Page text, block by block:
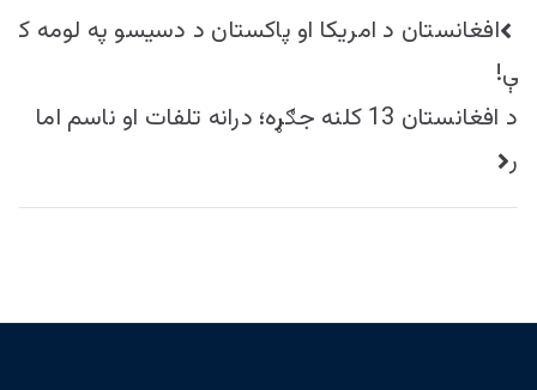
راهبری
نوشته
افغانستان د امریکا او پاکستان د دسیسو په لومه ک
ې!
د افغانستان 13 کلنه جګړه؛ درانه تلفات او ناسم اما
ر